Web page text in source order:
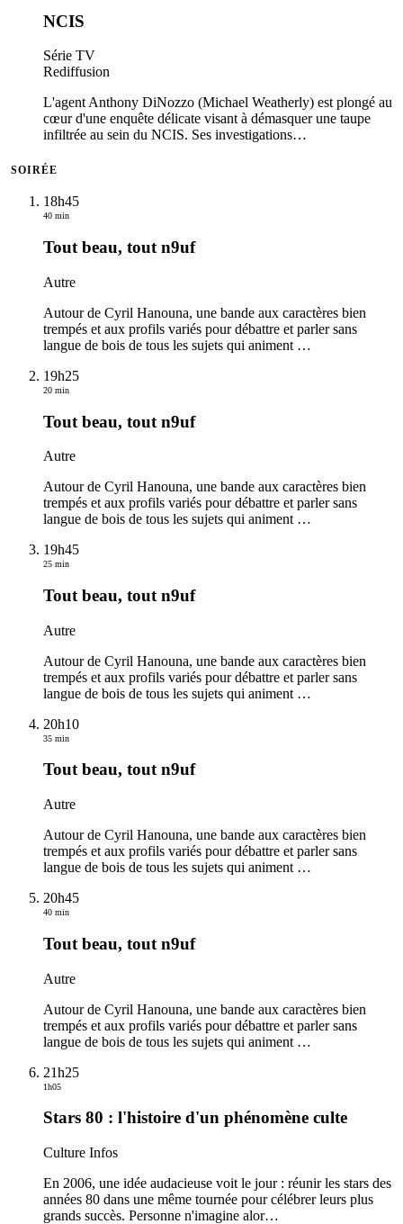
NCIS
Série TV
Rediffusion
L'agent Anthony DiNozzo (Michael Weatherly) est plongé au
cœur d'une enquête délicate visant à démasquer une taupe
infiltrée au sein du NCIS. Ses investigations…
SOIRÉE
18h45
40 min
Tout beau, tout n9uf
Autre
Autour de Cyril Hanouna, une bande aux caractères bien
trempés et aux profils variés pour débattre et parler sans
langue de bois de tous les sujets qui animent …
19h25
20 min
Tout beau, tout n9uf
Autre
Autour de Cyril Hanouna, une bande aux caractères bien
trempés et aux profils variés pour débattre et parler sans
langue de bois de tous les sujets qui animent …
19h45
25 min
Tout beau, tout n9uf
Autre
Autour de Cyril Hanouna, une bande aux caractères bien
trempés et aux profils variés pour débattre et parler sans
langue de bois de tous les sujets qui animent …
20h10
35 min
Tout beau, tout n9uf
Autre
Autour de Cyril Hanouna, une bande aux caractères bien
trempés et aux profils variés pour débattre et parler sans
langue de bois de tous les sujets qui animent …
20h45
40 min
Tout beau, tout n9uf
Autre
Autour de Cyril Hanouna, une bande aux caractères bien
trempés et aux profils variés pour débattre et parler sans
langue de bois de tous les sujets qui animent …
21h25
1h05
Stars 80 : l'histoire d'un phénomène culte
Culture Infos
En 2006, une idée audacieuse voit le jour : réunir les stars des
années 80 dans une même tournée pour célébrer leurs plus
grands succès. Personne n'imagine alor…